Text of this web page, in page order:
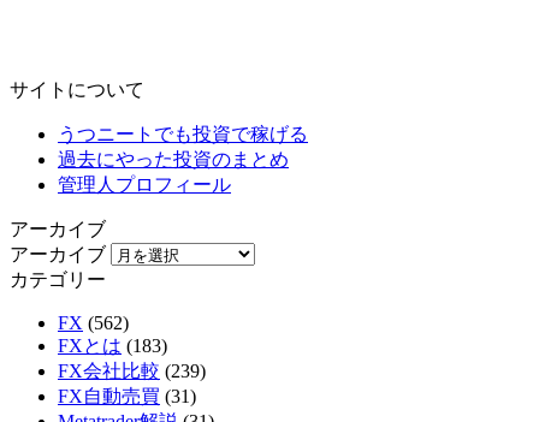
サイトについて
うつニートでも投資で稼げる
過去にやった投資のまとめ
管理人プロフィール
アーカイブ
アーカイブ
カテゴリー
FX (562)
FXとは (183)
FX会社比較 (239)
FX自動売買 (31)